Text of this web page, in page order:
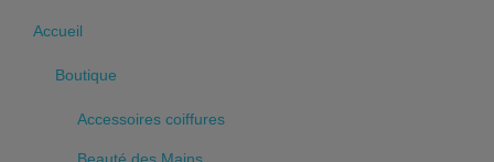
Accueil
Boutique
Accessoires coiffures